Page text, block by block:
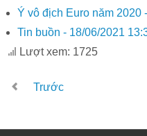
Ý vô địch Euro năm 2020 -
Tin buồn - 18/06/2021
Lượt xem: 1725
Trước